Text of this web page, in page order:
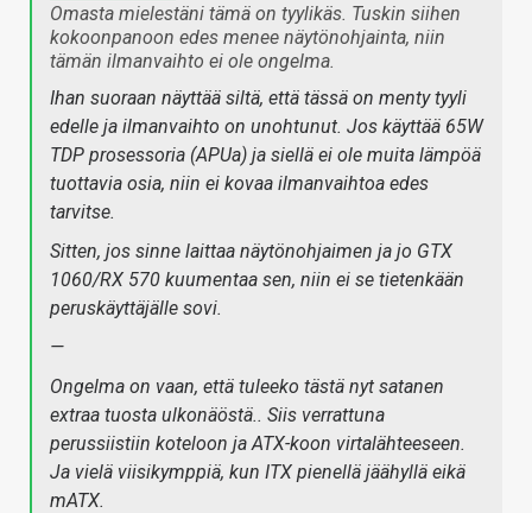
Omasta mielestäni tämä on tyylikäs. Tuskin siihen
kokoonpanoon edes menee näytönohjainta, niin
tämän ilmanvaihto ei ole ongelma.
Ihan suoraan näyttää siltä, että tässä on menty tyyli
edelle ja ilmanvaihto on unohtunut. Jos käyttää 65W
TDP prosessoria (APUa) ja siellä ei ole muita lämpöä
tuottavia osia, niin ei kovaa ilmanvaihtoa edes
tarvitse.
Sitten, jos sinne laittaa näytönohjaimen ja jo GTX
1060/RX 570 kuumentaa sen, niin ei se tietenkään
peruskäyttäjälle sovi.
—
Ongelma on vaan, että tuleeko tästä nyt satanen
extraa tuosta ulkonäöstä.. Siis verrattuna
perussiistiin koteloon ja ATX-koon virtalähteeseen.
Ja vielä viisikymppiä, kun ITX pienellä jäähyllä eikä
mATX.